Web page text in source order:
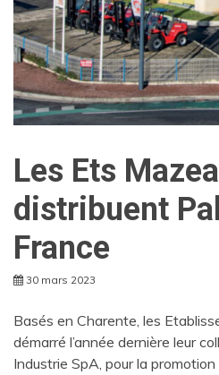
Les Ets
distribuent
France
30 mars 2023
Basés en Charente, les
démarré l’année dernière leur
Industrie SpA, pour la